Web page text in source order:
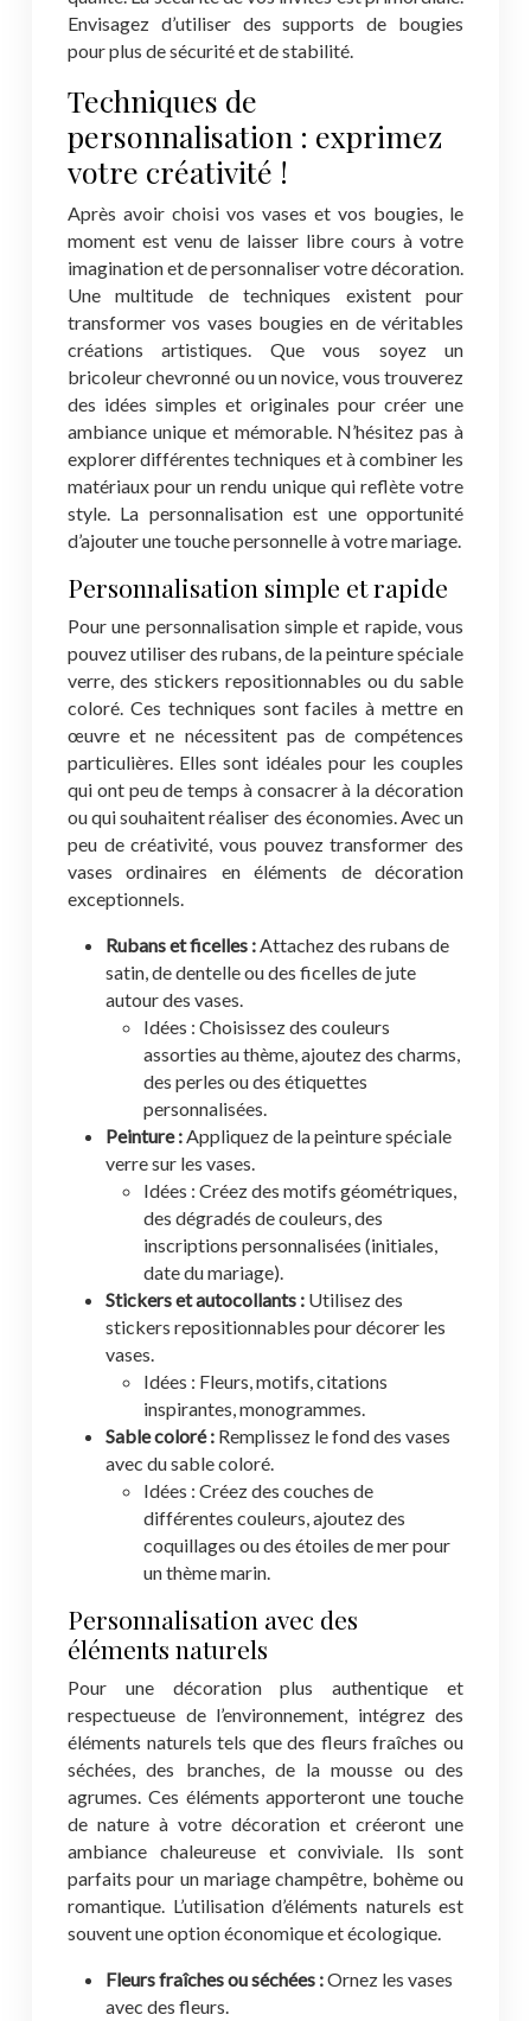
Envisagez d’utiliser des supports de bougies
pour plus de sécurité et de stabilité.
Techniques de
personnalisation : exprimez
votre créativité !
Après avoir choisi vos vases et vos bougies, le
moment est venu de laisser libre cours à votre
imagination et de personnaliser votre décoration.
Une multitude de techniques existent pour
transformer vos vases bougies en de véritables
créations artistiques. Que vous soyez un
bricoleur chevronné ou un novice, vous trouverez
des idées simples et originales pour créer une
ambiance unique et mémorable. N’hésitez pas à
explorer différentes techniques et à combiner les
matériaux pour un rendu unique qui reflète votre
style. La personnalisation est une opportunité
d’ajouter une touche personnelle à votre mariage.
Personnalisation simple et rapide
Pour une personnalisation simple et rapide, vous
pouvez utiliser des rubans, de la peinture spéciale
verre, des stickers repositionnables ou du sable
coloré. Ces techniques sont faciles à mettre en
œuvre et ne nécessitent pas de compétences
particulières. Elles sont idéales pour les couples
qui ont peu de temps à consacrer à la décoration
ou qui souhaitent réaliser des économies. Avec un
peu de créativité, vous pouvez transformer des
vases ordinaires en éléments de décoration
exceptionnels.
Rubans et ficelles :Attachez des rubans de
satin, de dentelle ou des ficelles de jute
autour des vases.
Idées : Choisissez des couleurs
assorties au thème, ajoutez des charms,
des perles ou des étiquettes
personnalisées.
Peinture :Appliquez de la peinture spéciale
verre sur les vases.
Idées : Créez des motifs géométriques,
des dégradés de couleurs, des
inscriptions personnalisées (initiales,
date du mariage).
Stickers et autocollants : Utilisez des
stickers repositionnables pour décorer les
vases.
Idées : Fleurs, motifs, citations
inspirantes, monogrammes.
Sable coloré : Remplissez le fond des vases
avec du sable coloré.
Idées : Créez des couches de
différentes couleurs, ajoutez des
coquillages ou des étoiles de mer pour
un thème marin.
Personnalisation avec des
éléments naturels
Pour une décoration plus authentique et
respectueuse de l’environnement, intégrez des
éléments naturels tels que des fleurs fraîches ou
séchées, des branches, de la mousse ou des
agrumes. Ces éléments apporteront une touche
de nature à votre décoration et créeront une
ambiance chaleureuse et conviviale. Ils sont
parfaits pour un mariage champêtre, bohème ou
romantique. L’utilisation d’éléments naturels est
souvent une option économique et écologique.
Fleurs fraîches ou séchées :Ornez les vases
avec des fleurs.